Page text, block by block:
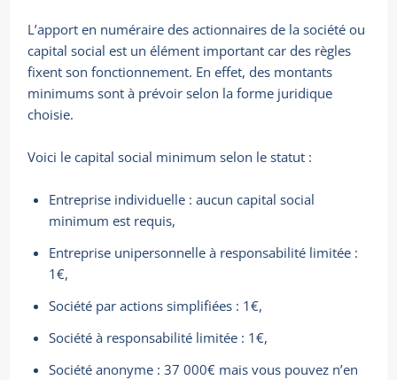
L’apport en numéraire des actionnaires de la société ou
capital social est un élément important car des règles
fixent son fonctionnement. En effet, des montants
minimums sont à prévoir selon la forme juridique
choisie.
Voici le capital social minimum selon le statut :
Entreprise individuelle : aucun capital social
minimum est requis,
Entreprise unipersonnelle à responsabilité limitée :
1€,
Société par actions simplifiées : 1€,
Société à responsabilité limitée : 1€,
Société anonyme : 37 000€ mais vous pouvez n’en